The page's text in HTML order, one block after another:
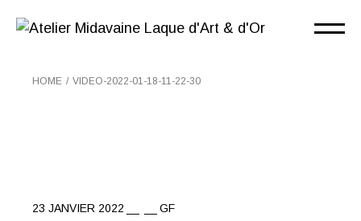
the
HOME VIDEO-2022-01-18-11-22-30
23 JANVIER 2022 GF